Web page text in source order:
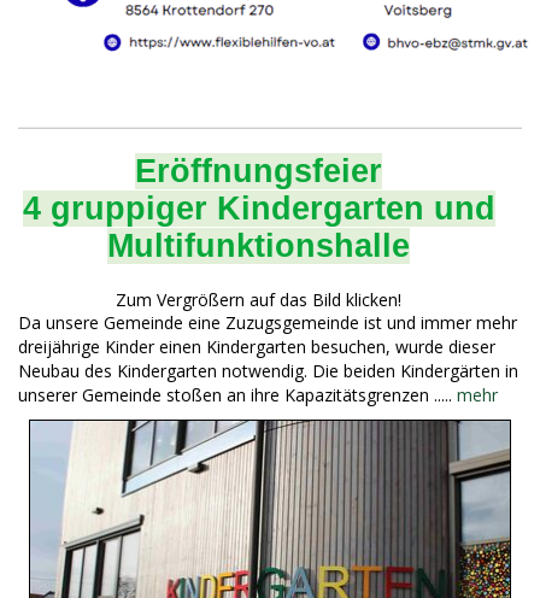
Eröffnungsfeier
4 gruppiger Kindergarten und
Multifunktionshalle
Zum Vergrößern auf das Bild klicken!
Da unsere Gemeinde eine Zuzugsgemeinde ist und immer mehr
dreijährige Kinder einen Kindergarten besuchen, wurde dieser
Neubau des Kindergarten notwendig. Die beiden Kindergärten in
unserer Gemeinde stoßen an ihre Kapazitätsgrenzen ..... mehr